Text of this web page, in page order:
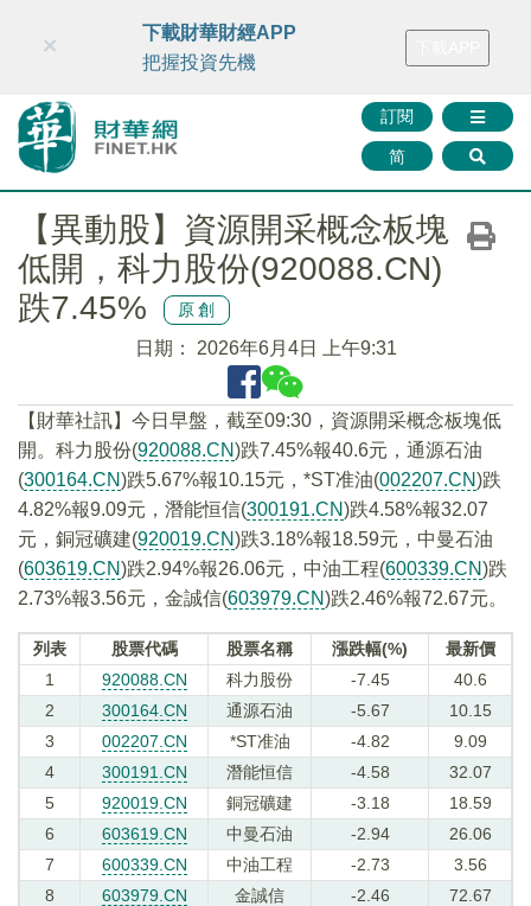
財華智庫網 FINTV FINMETA 財華證券 媒體矩陣
訂閱
简
×
下載財華財經APP
把握投資先機
【異動股】資源開采概念板塊
低開，科力股份(920088.CN)
跌7.45%
原創
日期： 2026年6月4日 上午9:31
【財華社訊】今日早盤，截至09:30，資源開采概念板塊低
開。科力股份(920088.CN)跌7.45%報40.6元，通源石油
(300164.CN)跌5.67%報10.15元，*ST准油(002207.CN)跌
4.82%報9.09元，潛能恒信(300191.CN)跌4.58%報32.07
元，銅冠礦建(920019.CN)跌3.18%報18.59元，中曼石油
(603619.CN)跌2.94%報26.06元，中油工程(600339.CN)跌
2.73%報3.56元，金誠信(603979.CN)跌2.46%報72.67元。
列表 股票代碼 股票名稱 漲跌幅(%)
最新價
1
920088.CN 科力股份 -7.45
40.6
2
300164.CN 通源石油 -5.67
10.15
3
002207.CN *ST准油 -4.82
9.09
4
300191.CN 潛能恒信 -4.58
32.07
5
920019.CN 銅冠礦建 -3.18
18.59
6
603619.CN 中曼石油 -2.94
26.06
7
600339.CN 中油工程 -2.73
3.56
8
603979.CN 金誠信 -2.46 72.67